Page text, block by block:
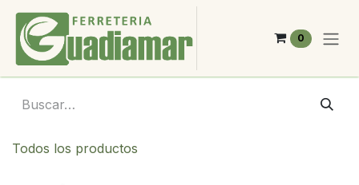
Ir al contenido
0
Todos los productos